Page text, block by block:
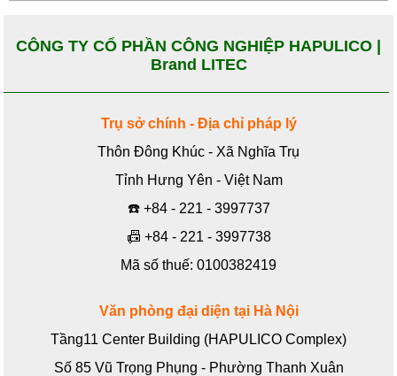
CÔNG TY CỔ PHẦN CÔNG NGHIỆP HAPULICO |
Brand LITEC
Trụ sở chính - Địa chỉ pháp lý
Thôn Đông Khúc - Xã Nghĩa Trụ
Tỉnh Hưng Yên - Việt Nam
☎️ +84 - 221 - 3997737
📠 +84 - 221 - 3997738
Mã số thuế: 0100382419
Văn phòng đại diện tại Hà Nội
Tầng11 Center Building (HAPULICO Complex)
Số 85 Vũ Trọng Phụng - Phường Thanh Xuân